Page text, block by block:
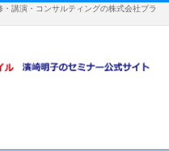
講演・コンサルティングの株式会社プラ